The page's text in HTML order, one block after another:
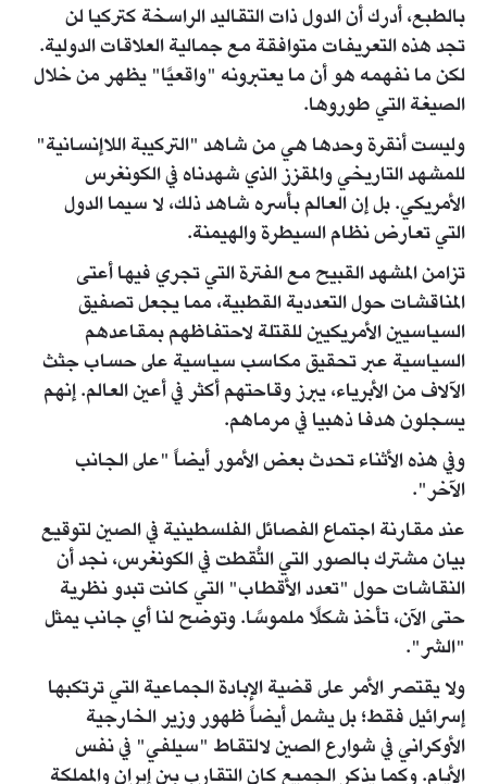
بالطبع، أدرك أن الدول ذات التقاليد الراسخة كتركيا لن
تجد هذه التعريفات متوافقة مع جمالية العلاقات الدولية.
لكن ما نفهمه هو أن ما يعتبرونه "واقعيًا" يظهر من خلال
الصيغة التي طوروها.
وليست أنقرة وحدها هي من شاهد "التركيبة اللاإنسانية"
للمشهد التاريخي والمقزز الذي شهدناه في الكونغرس
الأمريكي. بل إن العالم بأسره شاهد ذلك، لا سيما الدول
التي تعارض نظام السيطرة والهيمنة.
تزامن المشهد القبيح مع الفترة التي تجري فيها أعتى
المناقشات حول التعددية القطبية، مما يجعل تصفيق
السياسيين الأمريكيين للقتلة لاحتفاظهم بمقاعدهم
السياسية عبر تحقيق مكاسب سياسية على حساب جثث
الآلاف من الأبرياء، يبرز وقاحتهم أكثر في أعين العالم. إنهم
يسجلون هدفا ذهبيا في مرماهم.
وفي هذه الأثناء تحدث بعض الأمور أيضاً "على الجانب
الآخر".
عند مقارنة اجتماع الفصائل الفلسطينية في الصين لتوقيع
بيان مشترك بالصور التي التُقطت في الكونغرس، نجد أن
النقاشات حول "تعدد الأقطاب" التي كانت تبدو نظرية
حتى الآن، تأخذ شكلًا ملموسًا. وتوضح لنا أي جانب يمثل
"الشر".
ولا يقتصر الأمر على قضية الإبادة الجماعية التي ترتكبها
إسرائيل فقط؛ بل يشمل أيضاً ظهور وزير الخارجية
الأوكراني في شوارع الصين لالتقاط "سيلفي" في نفس